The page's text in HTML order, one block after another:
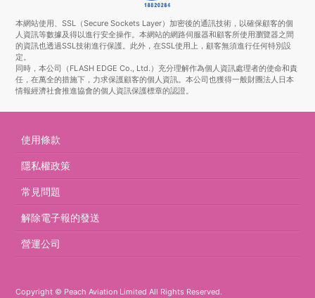
本網站使用、SSL（Secure Sockets Layer）加密後的通訊技術，以確保顧客的個
人資訊等數據及得以進行安全操作。本網站的網路伺服器和顧客所使用瀏覽器之間
的資訊也透過SSL技術進行保護。此外，在SSL使用上，顧客無須進行任何特別設
定。
同時，本公司（FLASH EDGE Co., Ltd.）充分理解作為個人資訊處理者的使命和責
任，在萬全的措施下，力求保護顧客的個人資訊。本公司也獲得一般財團法人日本
情報經濟社會推進協會的個人資訊保護標章的認證。
使用條款
隱私權政策
常見問題
解除電子報的發送
營運公司
Copyright © Peach Aviation Limited All Rights Reserved.